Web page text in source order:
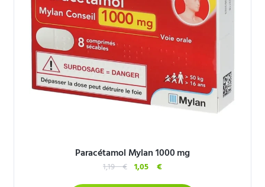
Paracétamol Mylan 1000 mg
1,19€ 1,05 €